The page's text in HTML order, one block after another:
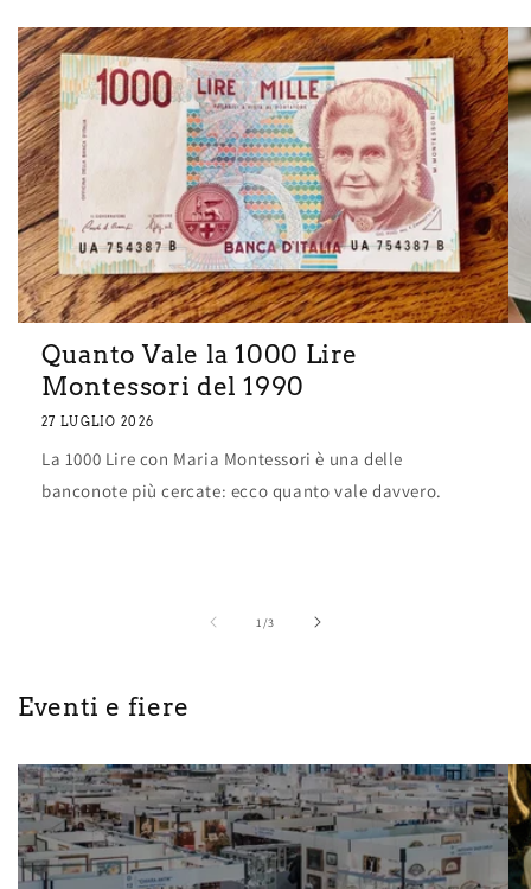
Quanto Vale la 1000 Lire
Montessori del 1990
27 LUGLIO 2026
La 1000 Lire con Maria Montessori è una delle
banconote più cercate: ecco quanto vale davvero.
1/su
3
Eventi e fiere